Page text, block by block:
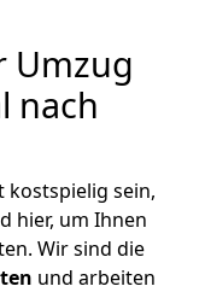
Umzug
nach
sein,
hier, um Ihnen
Wir sind die
und arbeiten